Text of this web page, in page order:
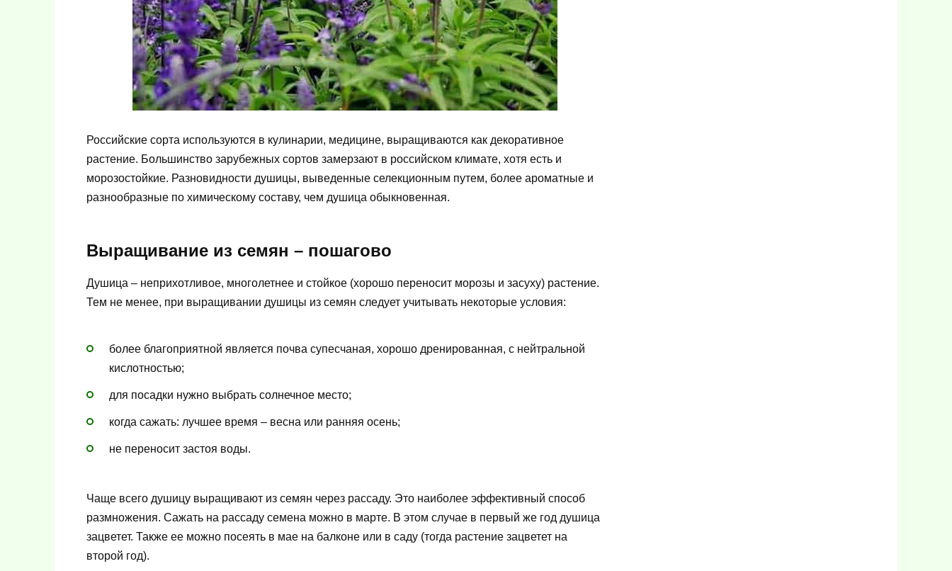
Российские сорта используются в кулинарии, медицине, выращиваются как декоративное
растение. Большинство зарубежных сортов замерзают в российском климате, хотя есть и
морозостойкие. Разновидности душицы, выведенные селекционным путем, более ароматные и
разнообразные по химическому составу, чем душица обыкновенная.
Выращивание из семян – пошагово
Душица – неприхотливое, многолетнее и стойкое (хорошо переносит морозы и засуху) растение.
Тем не менее, при выращивании душицы из семян следует учитывать некоторые условия:
более благоприятной является почва супесчаная, хорошо дренированная, с нейтральной
кислотностью;
для посадки нужно выбрать солнечное место;
когда сажать: лучшее время – весна или ранняя осень;
не переносит застоя воды.
Чаще всего душицу выращивают из семян через рассаду. Это наиболее эффективный способ
размножения. Сажать на рассаду семена можно в марте. В этом случае в первый же год душица
зацветет. Также ее можно посеять в мае на балконе или в саду (тогда растение зацветет на
второй год).